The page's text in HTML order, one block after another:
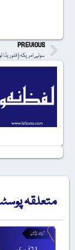
PREVIOUS
سوئے امریکہ (فلوریڈا
متعلقہ